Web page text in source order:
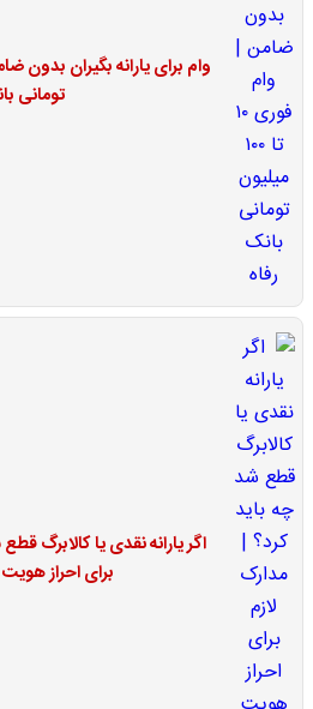
تومانی
اگر یارانه نقدی یا کالابرگ
برای احراز هویت